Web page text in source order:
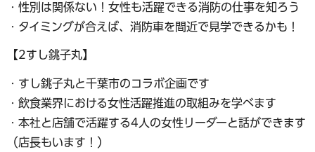
・性別は関係ない！女性も活躍できる消防の仕事を知ろう
・タイミングが合えば、消防車を間近で見学できるかも！
【2すし銚子丸】
・すし銚子丸と千葉市のコラボ企画です
・飲食業界における女性活躍推進の取組みを学べます
・本社と店舗で活躍する4人の女性リーダーと話ができます
（店長もいます！）